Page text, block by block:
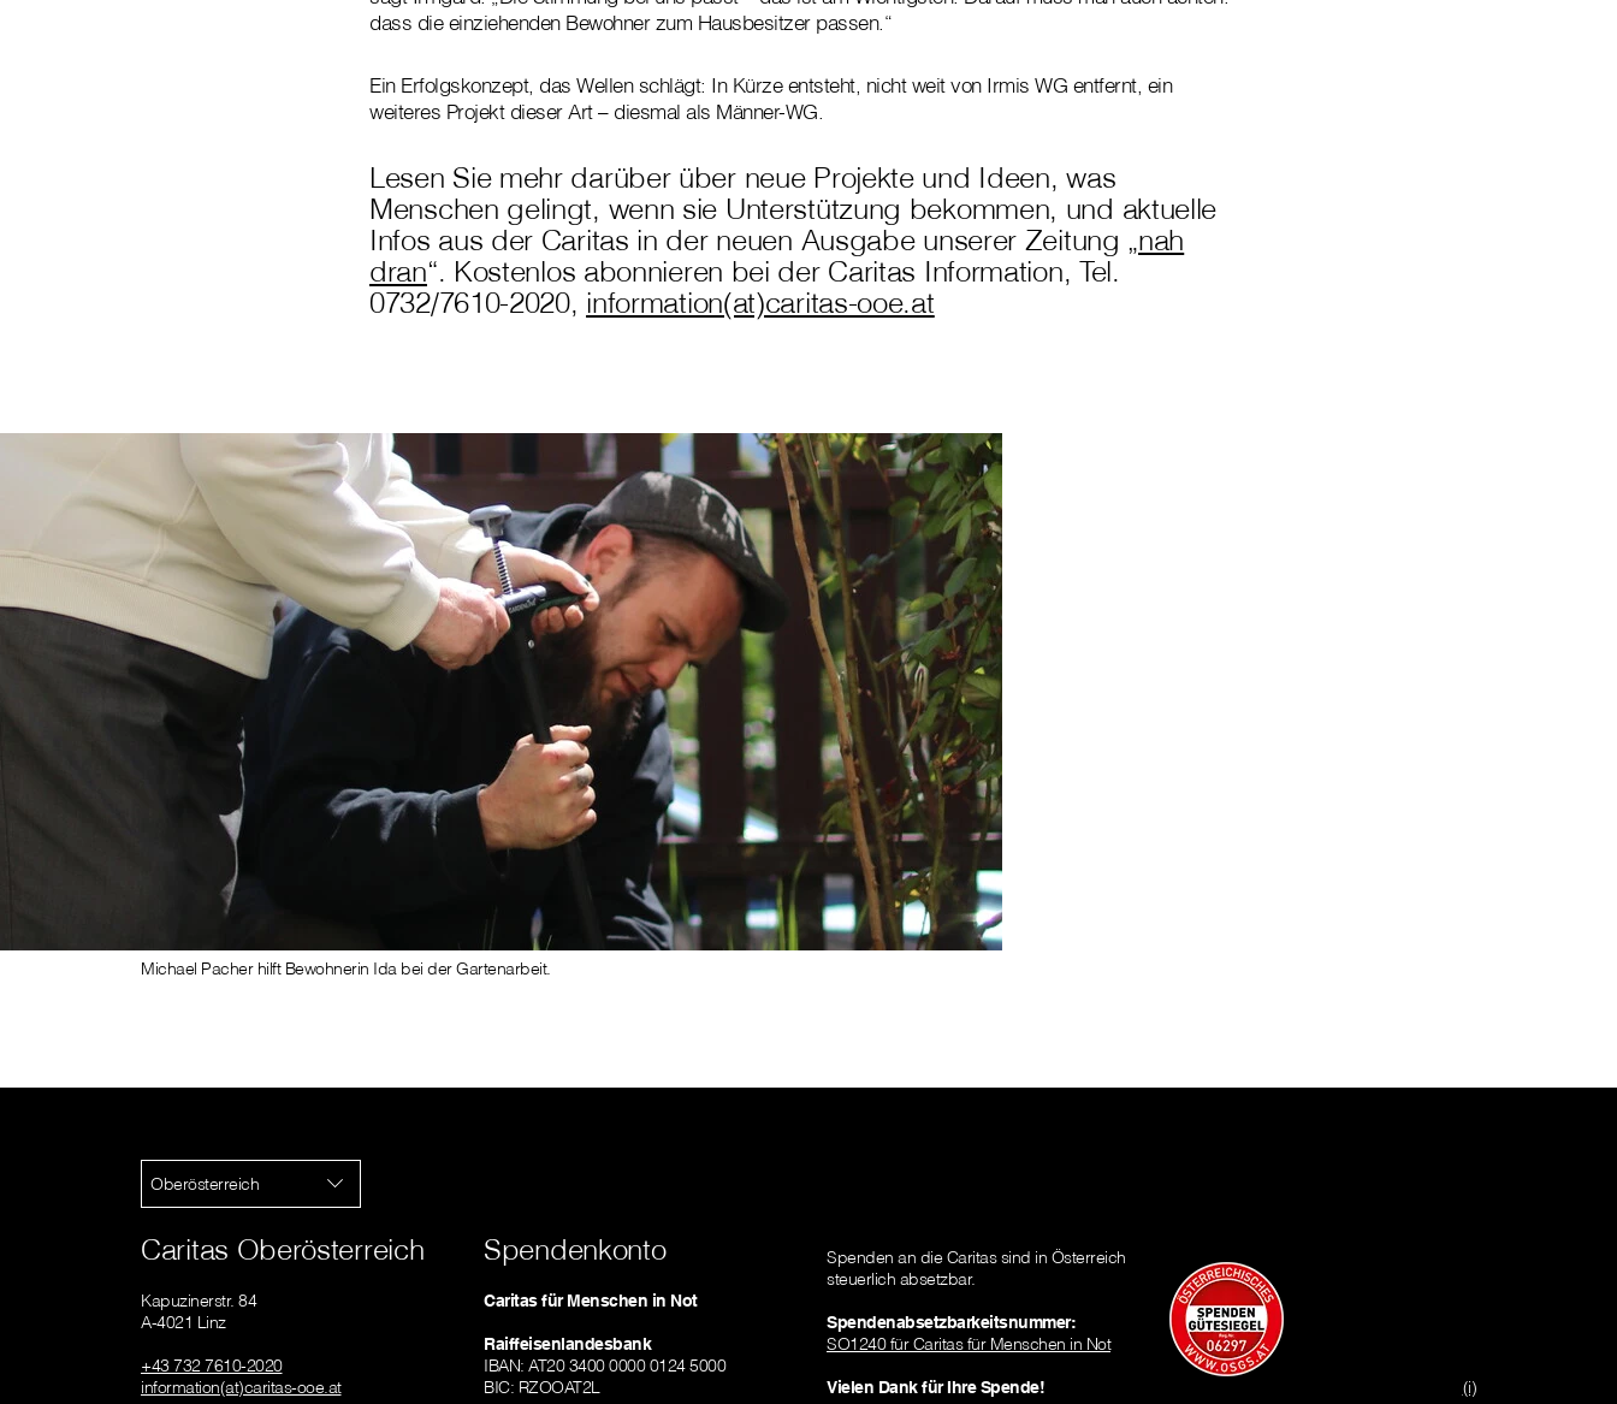
dass die einziehenden Bewohner zum Hausbesitzer passen.“
Ein Erfolgskonzept, das Wellen schlägt: In Kürze entsteht, nicht weit von Irmis WG entfernt, ein
weiteres Projekt dieser Art – diesmal als Männer-WG.
Lesen Sie mehr darüber über neue Projekte und Ideen, was
Menschen gelingt, wenn sie Unterstützung bekommen, und aktuelle
Infos aus der Caritas in der neuen Ausgabe unserer Zeitung „nah
dran“. Kostenlos abonnieren bei der Caritas Information, Tel.
0732/7610-2020, information(at)caritas-ooe.at
Michael Pacher hilft Bewohnerin Ida bei der Gartenarbeit.
Oberösterreich
Caritas Oberösterreich
Kapuzinerstr. 84
A-4021 Linz
+43 732 7610-2020
information(at)caritas-ooe.at
Spendenkonto
Caritas für Menschen in Not
Raiffeisenlandesbank
IBAN: AT20 3400 0000 0124 5000
BIC: RZOOAT2L
Spenden an die Caritas sind in Österreich
steuerlich absetzbar.
Spendenabsetzbarkeitsnummer:
SO1240 für Caritas für Menschen in Not
Vielen Dank für Ihre Spende!
(i)